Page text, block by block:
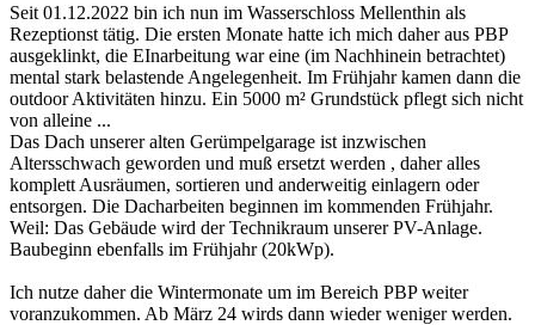
Seit 01.12.2022 bin ich nun im Wasserschloss Mellenthin als
Rezeptionst tätig. Die ersten Monate hatte ich mich daher aus PBP
ausgeklinkt, die EInarbeitung war eine (im Nachhinein betrachtet)
mental stark belastende Angelegenheit. Im Frühjahr kamen dann die
outdoor Aktivitäten hinzu. Ein 5000 m² Grundstück pflegt sich nicht
von alleine ...
Das Dach unserer alten Gerümpelgarage ist inzwischen
Altersschwach geworden und muß ersetzt werden , daher alles
komplett Ausräumen, sortieren und anderweitig einlagern oder
entsorgen. Die Dacharbeiten beginnen im kommenden Frühjahr.
Weil: Das Gebäude wird der Technikraum unserer PV-Anlage.
Baubeginn ebenfalls im Frühjahr (20kWp).
Ich nutze daher die Wintermonate um im Bereich PBP weiter
voranzukommen. Ab März 24 wirds dann wieder weniger werden.